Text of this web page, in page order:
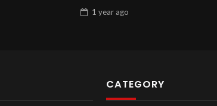
1 yearago
CATEGORY